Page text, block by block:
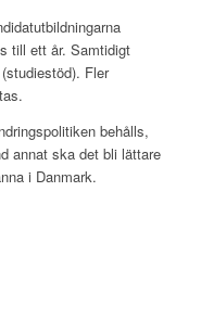
till ett år. Samtidigt
Fler
behålls,
annat ska det bli lättare
i Danmark.